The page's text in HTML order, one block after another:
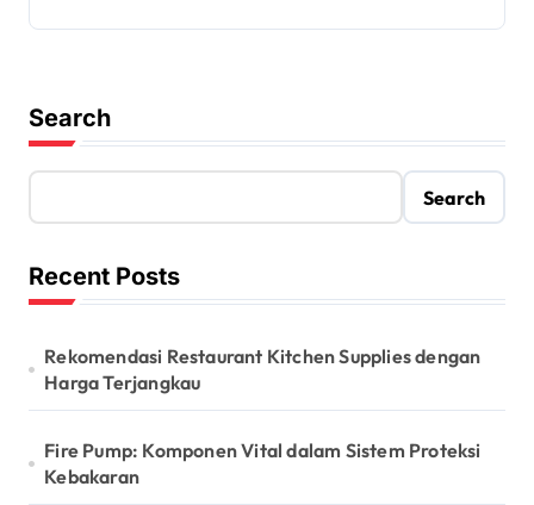
Search
Search
Recent Posts
Rekomendasi Restaurant Kitchen Supplies dengan
Harga Terjangkau
Fire Pump: Komponen Vital dalam Sistem Proteksi
Kebakaran